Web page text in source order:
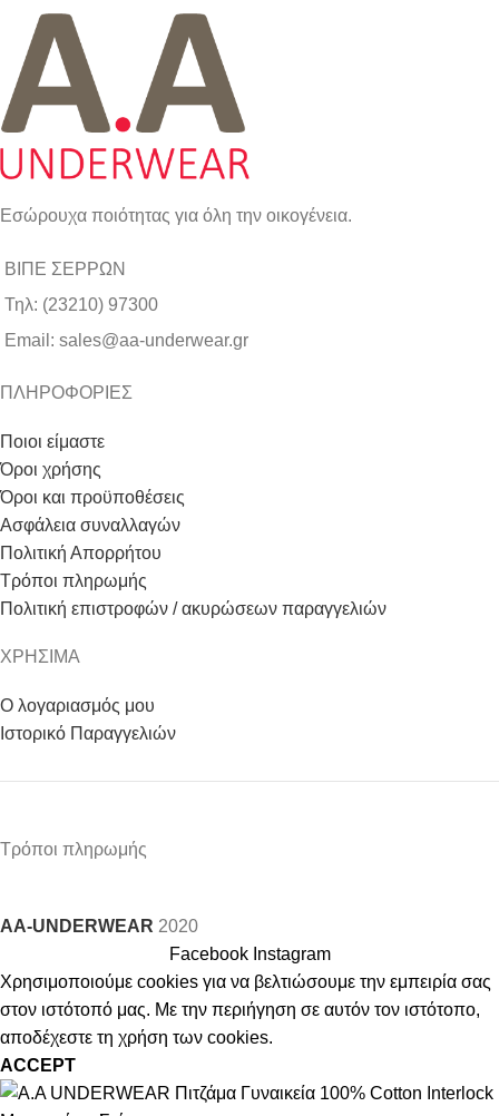
Εσώρουχα ποιότητας για όλη την οικογένεια.
ΒΙΠΕ ΣΕΡΡΩΝ
Τηλ: (23210) 97300
Email: sales@aa-underwear.gr
ΠΛΗΡΟΦΟΡΙΕΣ
Ποιοι είμαστε
Όροι χρήσης
Όροι και προϋποθέσεις
Ασφάλεια συναλλαγών
Πολιτική Απορρήτου
Τρόποι πληρωμής
Πολιτική επιστροφών / ακυρώσεων παραγγελιών
ΧΡΗΣΙΜΑ
Ο λογαριασμός μου
Ιστορικό Παραγγελιών
Τρόποι πληρωμής
AA-UNDERWEAR 2020
Facebook Instagram
Χρησιμοποιούμε cookies για να βελτιώσουμε την εμπειρία σας
στον ιστότοπό μας. Με την περιήγηση σε αυτόν τον ιστότοπο,
αποδέχεστε τη χρήση των cookies.
ACCEPT